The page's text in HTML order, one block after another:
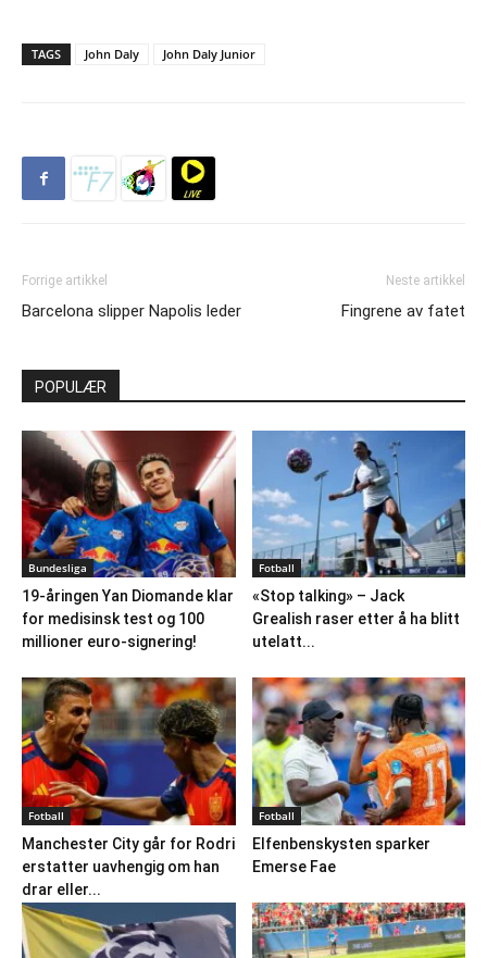
TAGS John Daly John Daly Junior
Forrige artikkel
Barcelona slipper Napolis leder
Neste artikkel
Fingrene av fatet
POPULÆR
Bundesliga
19-åringen Yan Diomande klar
for medisinsk test og 100
millioner euro-signering!
Fotball
«Stop talking» – Jack
Grealish raser etter å ha blitt
utelatt...
Fotball
Manchester City går for Rodri
erstatter uavhengig om han
drar eller...
Fotball
Elfenbenskysten sparker
Emerse Fae